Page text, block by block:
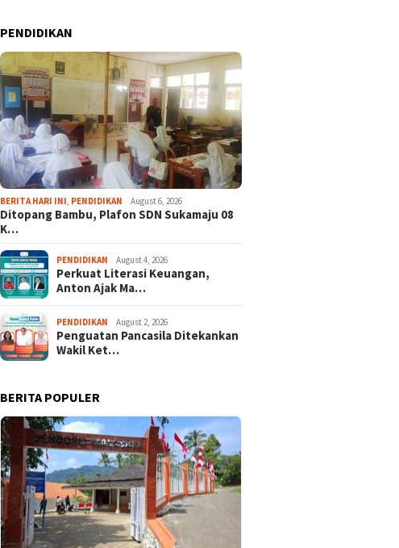
PENDIDIKAN
BERITA HARI INI PENDIDIKAN August 6, 2026
Ditopang Bambu, Plafon SDN Sukamaju 08
K…
PENDIDIKAN August 4, 2026
Perkuat Literasi Keuangan,
Anton Ajak Ma…
PENDIDIKAN August 2, 2026
Penguatan Pancasila Ditekankan
Wakil Ket…
BERITA POPULER